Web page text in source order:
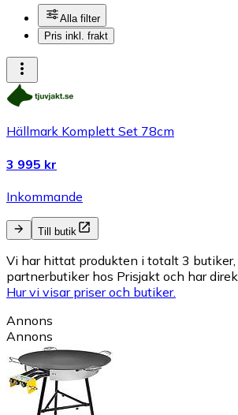
Alla filter
Pris inkl. frakt
Hällmark Komplett Set 78cm
3 995 kr
Inkommande
Till butik
Vi har hittat produkten i totalt 3 butiker,
partnerbutiker hos Prisjakt och har
Hur vi visar priser och butiker.
Annons
Annons